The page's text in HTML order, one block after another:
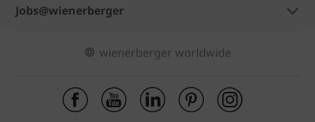
Jobs@wienerberger
wienerberger worldwide